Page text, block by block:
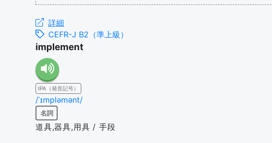
詳細
CEFR-J B2（準上級）
implement
IPA（発音記号）
/ˈɪmpləmənt/
名詞
道具,器具,用具 / 手段